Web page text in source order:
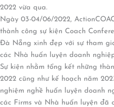
2022 vừa qua.
Ngày 03-04/06/2022,
thành công sự kiện Coach
Đà Nẵng xinh đẹp với sự tham
các Nhà huấn luyện doanh
Sự kiện nhằm tổng kết những
2022 cũng như kế hoạch năm
nghiệm nghề huấn luyện doanh
các Firms và Nhà huấn luyện đã